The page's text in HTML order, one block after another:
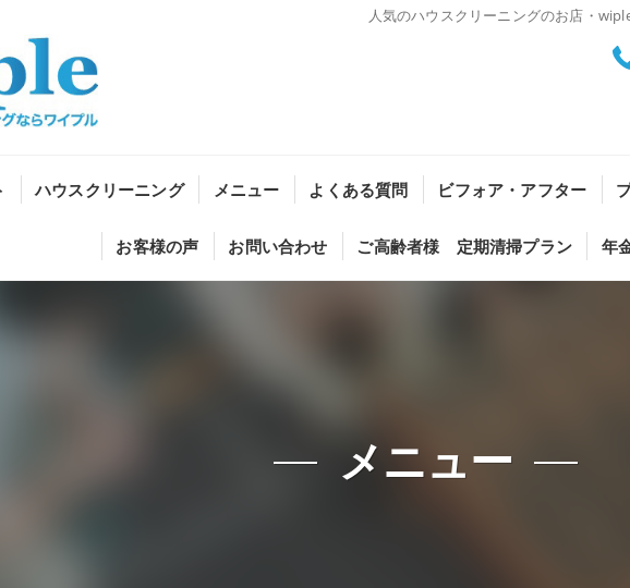
人気のハウスクリーニングのお店・
ハウスクリーニング メニュー よくある質問 ビフォア・アフター
お客様の声 お問い合わせ ご高齢者様 定期清掃プラン 年
メニュー